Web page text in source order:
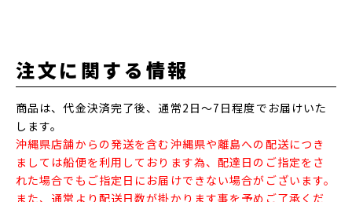
注文に関する情報
商品は、代金決済完了後、通常2日～7日程度でお届けいた
します。
沖縄県店舗からの発送を含む沖縄県や離島への配送につき
ましては船便を利用しております為、配達日のご指定をさ
れた場合でもご指定日にお届けできない場合がございます。
また、通常より配送日数が掛かります事を予めご了承くだ